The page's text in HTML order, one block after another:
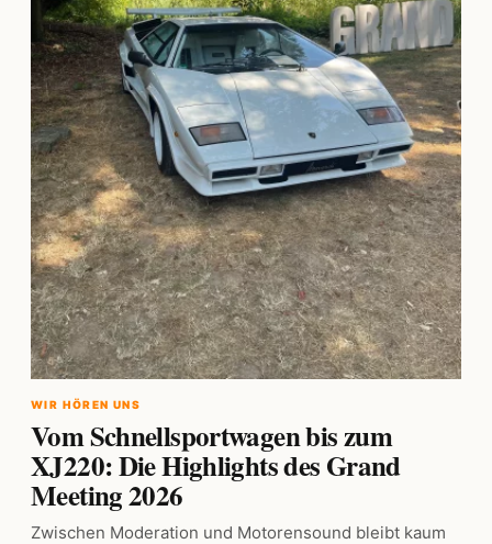
WIR HÖREN UNS
Vom Schnellsportwagen bis zum
XJ220: Die Highlights des Grand
Meeting 2026
Zwischen Moderation und Motorensound bleibt kaum